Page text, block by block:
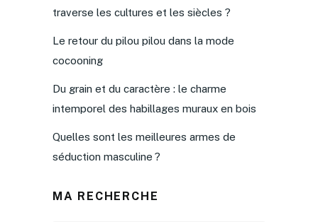
traverse les cultures et les siècles ?
Le retour du pilou pilou dans la mode
cocooning
Du grain et du caractère : le charme
intemporel des habillages muraux en bois
Quelles sont les meilleures armes de
séduction masculine ?
MA RECHERCHE